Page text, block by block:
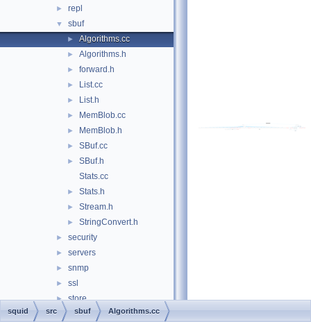
► repl
▼ sbuf
► Algorithms.cc
► Algorithms.h
► forward.h
► List.cc
► List.h
► MemBlob.cc
► MemBlob.h
► SBuf.cc
►
SBuf.h
Stats.cc
► Stats.h
► Stream.h
► StringConvert.h
► security
► servers
► snmp
► ssl
► store
► tests
squid src sbuf Algorithms.cc